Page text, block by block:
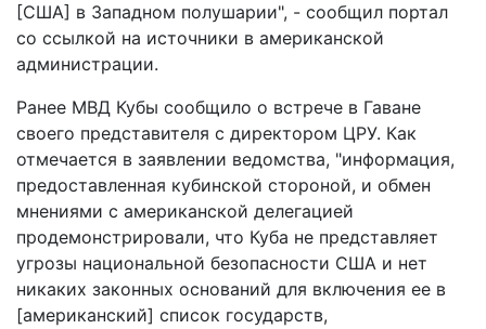
[США] в Западном полушарии", - сообщил портал
со ссылкой на источники в американской
администрации.
Ранее МВД Кубы сообщило о встрече в Гаване
своего представителя с директором ЦРУ. Как
отмечается в заявлении ведомства, "информация,
предоставленная кубинской стороной, и обмен
мнениями с американской делегацией
продемонстрировали, что Куба не представляет
угрозы национальной безопасности США и нет
никаких законных оснований для включения ее в
[американский] список государств,